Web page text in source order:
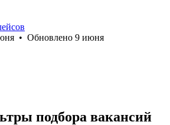
• Обновлено 9 июня
подбора вакансий